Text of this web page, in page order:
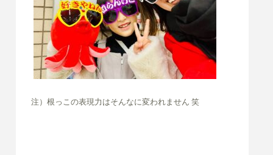
注）根っこの表現力はそんなに変われません 笑